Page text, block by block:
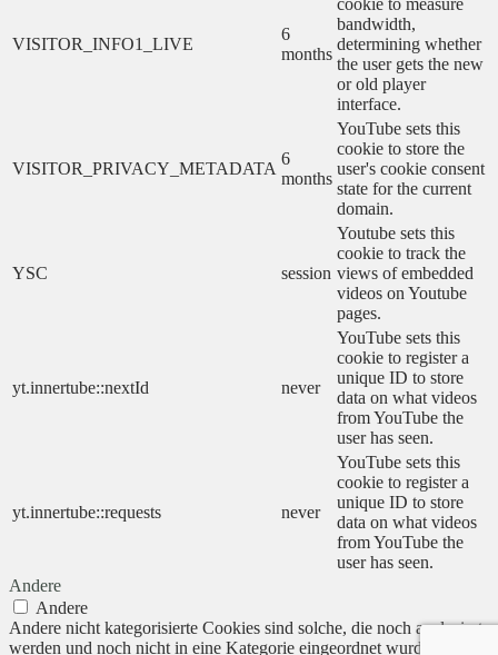
VISITOR_INFO1_LIVE
6
months
bandwidth,
determining whether
the user gets the new
or old player
interface.
VISITOR_PRIVACY_METADATA
6
months
YouTube sets this
cookie to store the
user's cookie consent
state for the current
domain.
YSC session
Youtube sets this
cookie to track the
views of embedded
videos on Youtube
pages.
yt.innertube::nextId never
YouTube sets this
cookie to register a
unique ID to store
data on what videos
from YouTube the
user has seen.
yt.innertube::requests never
YouTube sets this
cookie to register a
unique ID to store
data on what videos
from YouTube the
user has seen.
Andere
Andere
Andere nicht kategorisierte Cookies sind solche, die noch analysiert
werden und noch nicht in eine Kategorie eingeordnet wurden.